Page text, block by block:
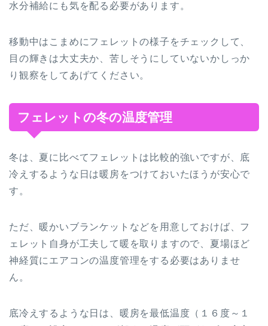
水分補給にも気を配る必要があります。
移動中はこまめにフェレットの様子をチェックして、
目の輝きは大丈夫か、苦しそうにしていないかしっか
り観察をしてあげてください。
フェレットの冬の温度管理
冬は、夏に比べてフェレットは比較的強いですが、底
冷えするような日は暖房をつけておいたほうが安心で
す。
ただ、暖かいブランケットなどを用意しておけば、フ
ェレット自身が工夫して暖を取りますので、夏場ほど
神経質にエアコンの温度管理をする必要はありませ
ん。
底冷えするような日は、暖房を最低温度（１６度～１